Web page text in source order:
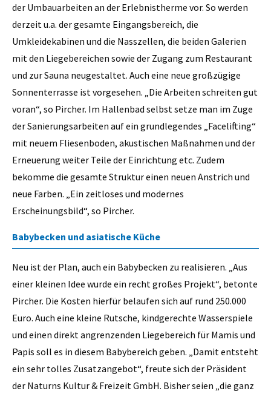
der Umbauarbeiten an der Erlebnistherme vor. So werden
derzeit u.a. der gesamte Eingangsbereich, die
Umkleidekabinen und die Nasszellen, die beiden Galerien
mit den Liegebereichen sowie der Zugang zum Restaurant
und zur Sauna neugestaltet. Auch eine neue großzügige
Sonnenterrasse ist vorgesehen. „Die Arbeiten schreiten gut
voran“, so Pircher. Im Hallenbad selbst setze man im Zuge
der Sanierungsarbeiten auf ein grundlegendes „Facelifting“
mit neuem Fliesenboden, akustischen Maßnahmen und der
Erneuerung weiter Teile der Einrichtung etc. Zudem
bekomme die gesamte Struktur einen neuen Anstrich und
neue Farben. „Ein zeitloses und modernes
Erscheinungsbild“, so Pircher.
Babybecken und asiatische Küche
Neu ist der Plan, auch ein Babybecken zu realisieren. „Aus
einer kleinen Idee wurde ein recht großes Projekt“, betonte
Pircher. Die Kosten hierfür belaufen sich auf rund 250.000
Euro. Auch eine kleine Rutsche, kindgerechte Wasserspiele
und einen direkt angrenzenden Liegebereich für Mamis und
Papis soll es in diesem Babybereich geben. „Damit entsteht
ein sehr tolles Zusatzangebot“, freute sich der Präsident
der Naturns Kultur & Freizeit GmbH. Bisher seien „die ganz